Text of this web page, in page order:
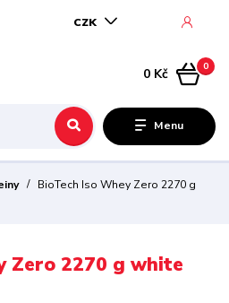
Menu
CZK
0
0 Kč
BioTech Iso Whey Zero 2270 g
Zero 2270 g white